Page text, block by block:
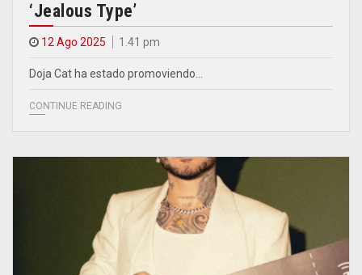
‘Jealous Type’
12 Ago 2025 1.41 pm
Doja Cat ha estado promoviendo…
CONTINUE READING